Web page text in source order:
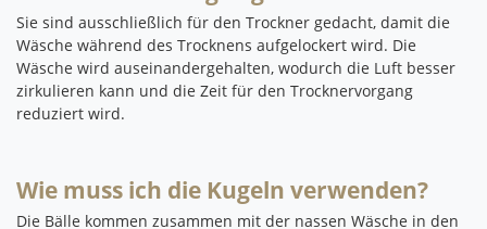
Sie sind ausschließlich für den Trockner gedacht, damit die
Wäsche während des Trocknens aufgelockert wird. Die
Wäsche wird auseinandergehalten, wodurch die Luft besser
zirkulieren kann und die Zeit für den Trocknervorgang
reduziert wird.
Wie muss ich die Kugeln verwenden?
Die Bälle kommen zusammen mit der nassen Wäsche in den